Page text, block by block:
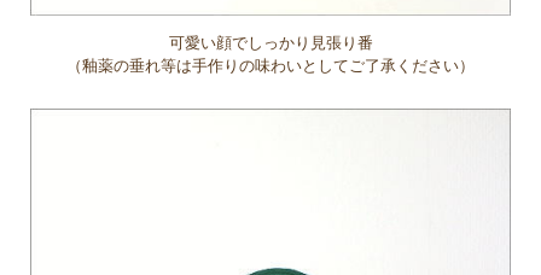
可愛い顔でしっかり見張り番
（釉薬の垂れ等は手作りの味わいとしてご了承ください）